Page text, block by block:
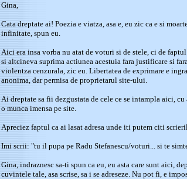
Gina,
Cata dreptate ai! Poezia e viatza, asa e, eu zic ca e si
infinitate, spun eu.
Aici era insa vorba nu atat de voturi si de stele, ci de
si altcineva suprima actiunea acestuia fara justificare si
violentza cenzurala, zic eu. Libertatea de exprimare e
anonima, dar permisa de proprietarul site-ului.
Ai dreptate sa fii dezgustata de cele ce se intampla aici,
o munca imensa pe site.
Apreciez faptul ca ai lasat adresa unde iti putem citi
Imi scrii: "tu il pupa pe Radu Stefanescu/voturi... si te
Gina, indraznesc sa-ti spun ca eu, eu asta care sunt aici,
cuvintele tale, asa scrise, sa i se adreseze. Nu pot fi, e